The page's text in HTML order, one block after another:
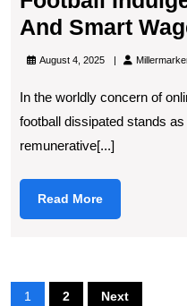
And Smart
August 4, 2025
In the worldly concern of
football dissipated stands
remunerative[...]
Read MoreRead
More
Posts
1 2 Next